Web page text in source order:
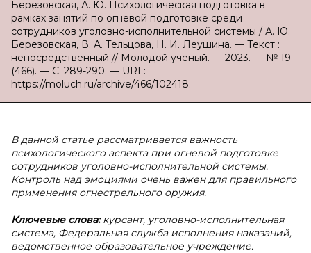
Березовская, А. Ю. Психологическая подготовка в
рамках занятий по огневой подготовке среди
сотрудников уголовно-исполнительной системы / А. Ю.
Березовская, В. А. Тельцова, Н. И. Леушина. — Текст :
непосредственный // Молодой ученый. — 2023. — № 19
(466). — С. 289-290. — URL:
https://moluch.ru/archive/466/102418.
В данной статье рассматривается важность
психологического аспекта при огневой подготовке
сотрудников уголовно-исполнительной системы.
Контроль над эмоциями очень важен для правильного
применения огнестрельного оружия.
Ключевые слова:курсант, уголовно-исполнительная
система, Федеральная служба исполнения наказаний,
ведомственное образовательное учреждение.